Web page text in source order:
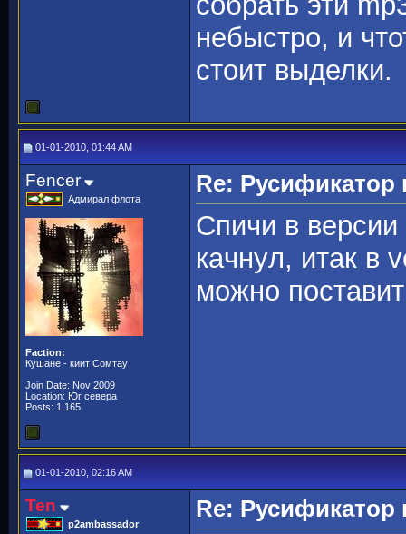
небыстро, и
стоит выделки.
01-01-2010, 01:44 AM
Fencer
Адмирал флота
Faction:
Кушане - киит Сомтау
Join Date: Nov 2009
Location: Юг севера
Posts: 1,165
Re: Русификатор
Cпичи в
кaчнyл, итaк в
мoжнo
01-01-2010, 02:16 AM
Ten
p2ambassador
Re: Русификатор